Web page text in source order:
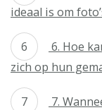
ideaal is om
6. Hoe
zich op hun
7.